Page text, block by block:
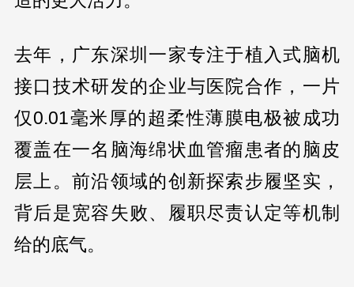
去年，广东深圳一家专注于植入式脑机
接口技术研发的企业与医院合作，一片
仅0.01毫米厚的超柔性薄膜电极被成功
覆盖在一名脑海绵状血管瘤患者的脑皮
层上。前沿领域的创新探索步履坚实，
背后是宽容失败、履职尽责认定等机制
给的底气。